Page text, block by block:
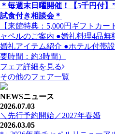
＊毎週末日曜開催！【5千円付
試食付き相談会＊
【来館特典：5,000円ギフトカ
ャペルのご案内 ●婚礼料理4品
婚礼アイテム紹介 ●ホテル付帯
要時間：約3時間）
フェア詳細を見る
その他のフェア一覧
NEWSニュース
2026.07.03
＼先行予約開始／2027年春婚
2026.03.05